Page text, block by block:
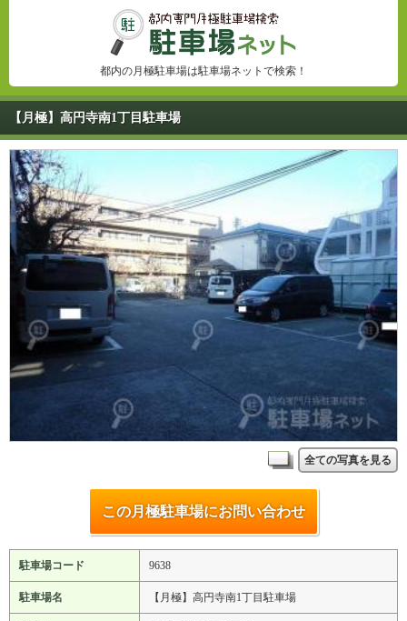
都内の月極駐車場は駐車場ネットで検索！
【月極】高円寺南1丁目駐車場
全ての写真を見る
この月極駐車場にお問い合わせ
駐車場コード 9638
駐車場名 【月極】高円寺南1丁目駐車場